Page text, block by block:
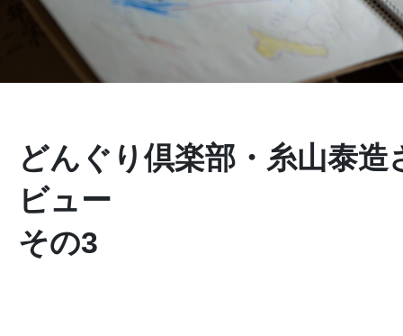
どんぐり倶楽部・糸山泰造
ビュー
その3